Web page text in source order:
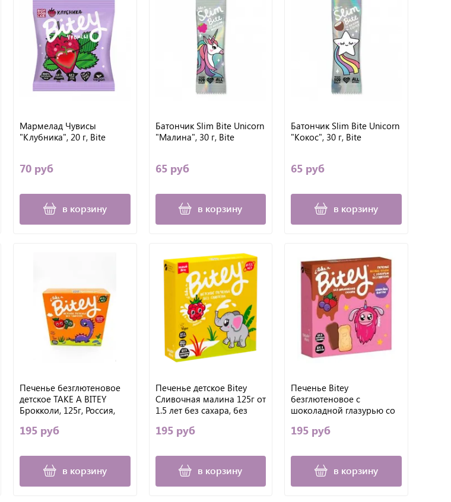
Мармелад Чувисы
"Клубника", 20 г, Bite
70 руб
в корзину
Батончик Slim Bite Unicorn
"Малина", 30 г, Bite
65 руб
в корзину
Батончик Slim Bite Unicorn
"Кокос", 30 г, Bite
65 руб
в корзину
Печенье безглютеновое
детское TAKE A BITEY
Брокколи, 125г, Россия,
195 руб
в корзину
Печенье детское Bitey
Сливочная малина 125г от
1.5 лет без сахара, без
195 руб
в корзину
Печенье Bitey
безглютеновое с
шоколадной глазурью со
г
195 руб
в корзину